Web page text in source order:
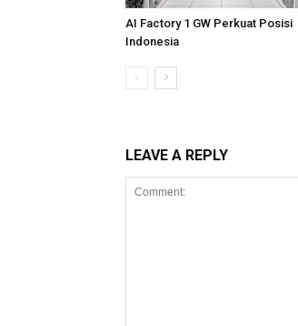
AI Factory 1 GW Perkuat Posisi
Indonesia
LEAVE A REPLY